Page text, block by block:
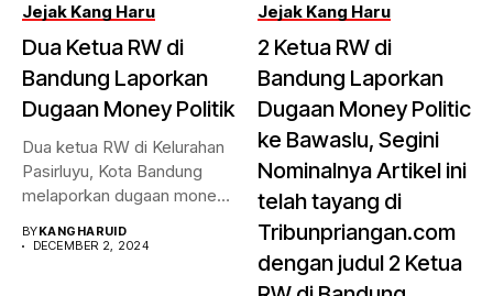
Jejak Kang Haru
Dua Ketua RW di
Bandung Laporkan
Dugaan Money Politik
Dua ketua RW di Kelurahan
Pasirluyu, Kota Bandung
melaporkan dugaan money
BYKANGHARUID
DECEMBER 2, 2024
Jejak Kang Haru
2 Ketua RW di
Bandung Laporkan
Dugaan Money Politic
ke Bawaslu, Segini
Nominalnya Artikel ini
telah tayang di
Tribunpriangan.com
dengan judul 2 Ketua